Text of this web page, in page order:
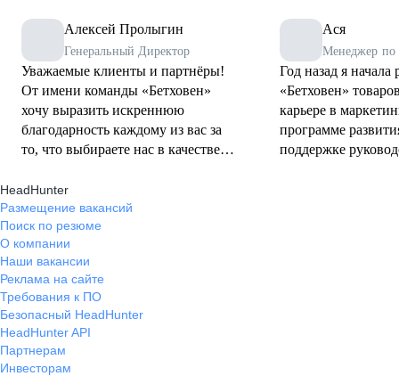
Алексей Пролыгин
Генеральный Директор
Уважаемые клиенты и партнёры!
От имени команды «Бетховен»
хочу выразить искреннюю
благодарность каждому из вас за
то, что выбираете нас в качестве
ваших четвероногих друзьях.
Наша миссия — делать
совместную жизнь человека и
питомца долгой, яркой и
насыщенной, создавая
вдохновляющий, незабываемый
клиентский опыт. Каждый день
мы работаем над тем, чтобы
предоставлять нашим покупателям
ассортимент высококачественных
Ася
Менеджер по
Год назад я начала
«Бетховен»
карьере в
программе
поддержке
HeadHunter
Размещение вакансий
Поиск по резюме
О компании
Наши вакансии
Реклама на сайте
Требования к ПО
Безопасный HeadHunter
HeadHunter API
Партнерам
Инвесторам